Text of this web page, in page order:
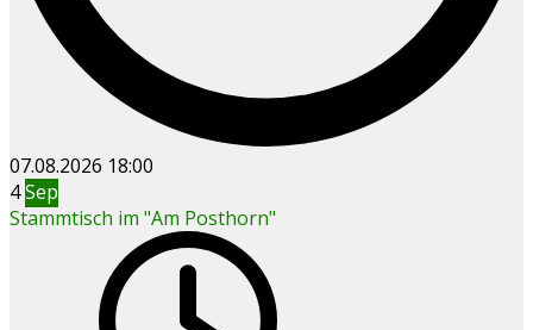
07.08.2026 18:00
4Sep
Stammtisch im "Am Posthorn"